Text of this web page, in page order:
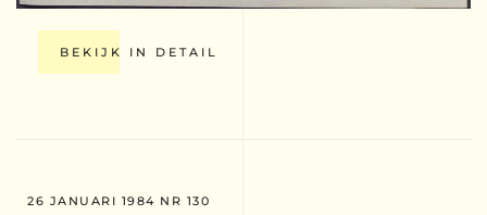
BEKIJK IN DETAIL
26 JANUARI 1984 NR 130